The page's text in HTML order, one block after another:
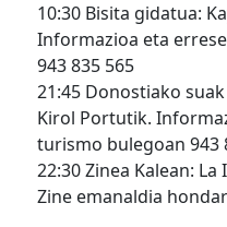
10:30 Bisita gidatua:
Informazioa eta
943 835 565
21:45 Donostiako
Kirol Portutik.
turismo bulegoan 943
22:30 Zinea Kalean: La
Zine emanaldia